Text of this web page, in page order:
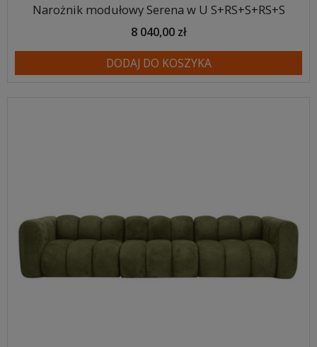
Narożnik modułowy Serena w U S+RS+S+RS+S
8 040,00 zł
DODAJ DO KOSZYKA